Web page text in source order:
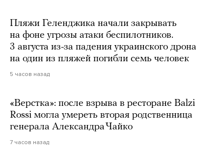
Пляжи Геленджика начали закрывать
на фоне угрозы атаки беспилотников.
3 августа из-за падения украинского дрона
на один из пляжей погибли семь человек
5 часов назад
«Верстка»: после взрыва в ресторане Balzi
Rossi могла умереть вторая родственница
генерала Александра Чайко
7 часов назад